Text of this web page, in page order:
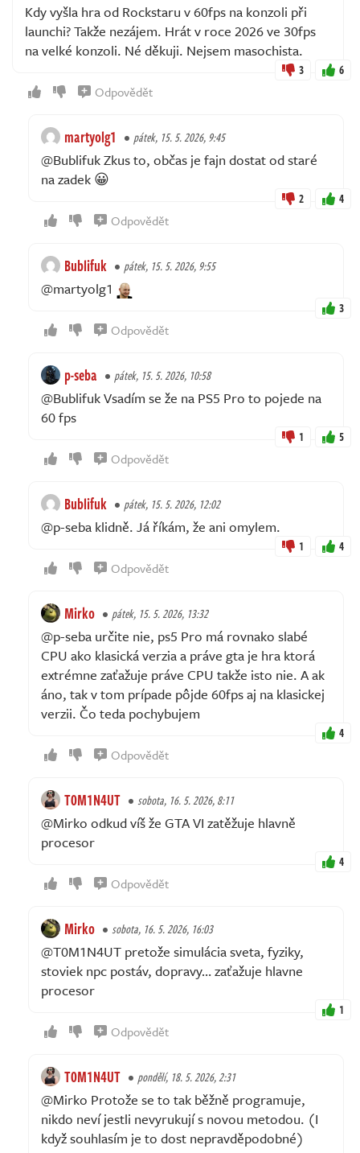
Kdy vyšla hra od Rockstaru v 60fps na konzoli při
launchi? Takže nezájem. Hrát v roce 2026 ve 30fps
na velké konzoli. Né děkuji. Nejsem masochista.
3 6
Odpovědět
martyolg1 pátek, 15. 5. 2026, 9:45
@Bublifuk Zkus to, občas je fajn dostat od staré
na zadek 😀
2 4
Odpovědět
Bublifuk pátek, 15. 5. 2026, 9:55
@martyolg1
3
Odpovědět
p-seba pátek, 15. 5. 2026, 10:58
@Bublifuk Vsadím se že na PS5 Pro to pojede na
60 fps
1 5
Odpovědět
Bublifuk pátek, 15. 5. 2026, 12:02
@p-seba klidně. Já říkám, že ani omylem.
1 4
Odpovědět
Mirko pátek, 15. 5. 2026, 13:32
@p-seba určite nie, ps5 Pro má rovnako slabé
CPU ako klasická verzia a práve gta je hra ktorá
extrémne zaťažuje práve CPU takže isto nie. A ak
áno, tak v tom prípade pôjde 60fps aj na klasickej
verzii. Čo teda pochybujem
4
Odpovědět
T0M1N4UT sobota, 16. 5. 2026, 8:11
@Mirko odkud víš že GTA VI zatěžuje hlavně
procesor
4
Odpovědět
Mirko sobota, 16. 5. 2026, 16:03
@T0M1N4UT pretože simulácia sveta, fyziky,
stoviek npc postáv, dopravy… zaťažuje hlavne
procesor
1
Odpovědět
T0M1N4UT pondělí, 18. 5. 2026, 2:31
@Mirko Protože se to tak běžně programuje,
nikdo neví jestli nevyrukují s novou metodou. (I
když souhlasím je to dost nepravděpodobné)